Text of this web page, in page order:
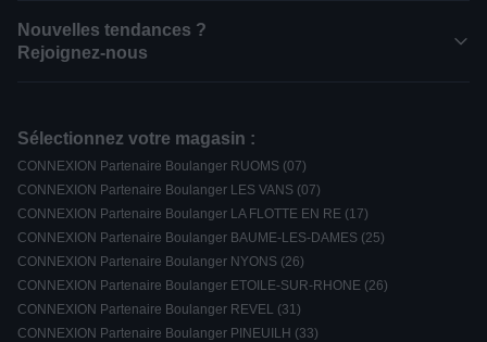
Nouvelles tendances ?
Rejoignez-nous
Sélectionnez votre magasin :
CONNEXION Partenaire Boulanger RUOMS (07)
CONNEXION Partenaire Boulanger LES VANS (07)
CONNEXION Partenaire Boulanger LA FLOTTE EN RE (17)
CONNEXION Partenaire Boulanger BAUME-LES-DAMES (25)
CONNEXION Partenaire Boulanger NYONS (26)
CONNEXION Partenaire Boulanger ETOILE-SUR-RHONE (26)
CONNEXION Partenaire Boulanger REVEL (31)
CONNEXION Partenaire Boulanger PINEUILH (33)